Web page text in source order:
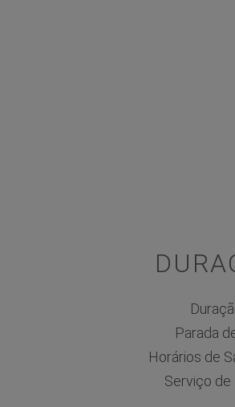
Parada
Horários de
Serviço de